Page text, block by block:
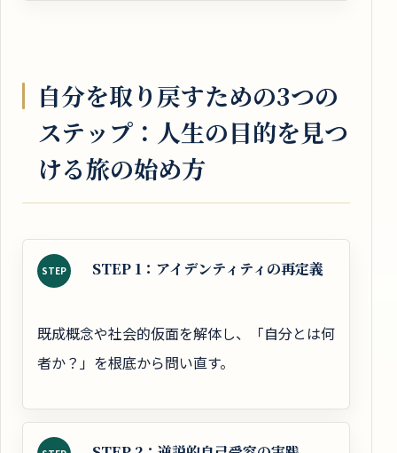
自分を取り戻すための3つの
ステップ：人生の目的を見つ
ける旅の始め方
STEP STEP 1：アイデンティティの再定義
既成概念や社会的仮面を解体し、「自分とは何
者か？」を根底から問い直す。